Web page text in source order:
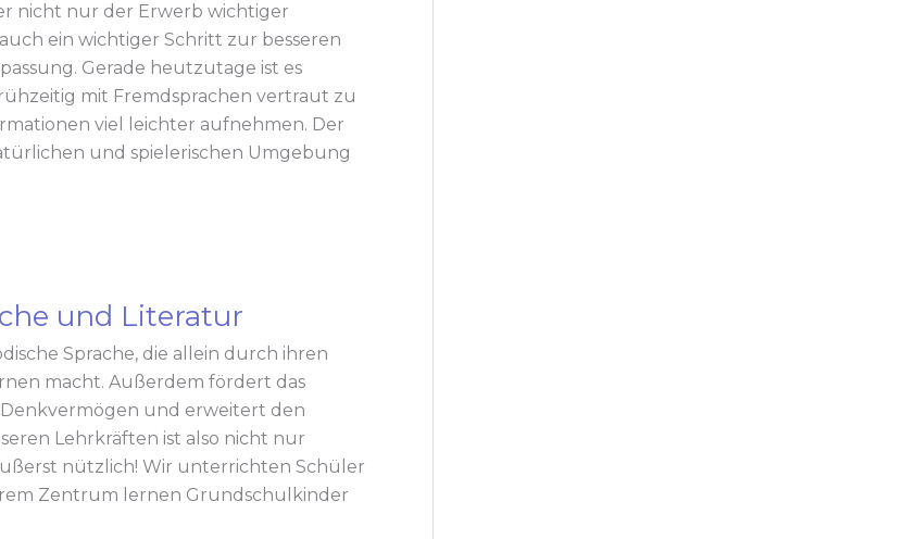
nicht nur der Erwerb wichtiger
ein wichtiger Schritt zur besseren
Gerade heutzutage ist es
mit Fremdsprachen vertraut zu
viel leichter aufnehmen. Der
und spielerischen Umgebung
und Literatur
Sprache, die allein durch ihren
macht. Außerdem fördert das
und erweitert den
Lehrkräften ist also nicht nur
nützlich! Wir unterrichten Schüler
Zentrum lernen Grundschulkinder